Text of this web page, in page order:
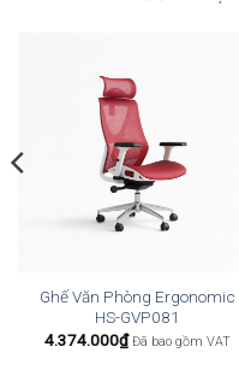
Ghế Văn Phòng Ergonomic
HS-GVP081
4.374.000₫ Đã bao gồm VAT